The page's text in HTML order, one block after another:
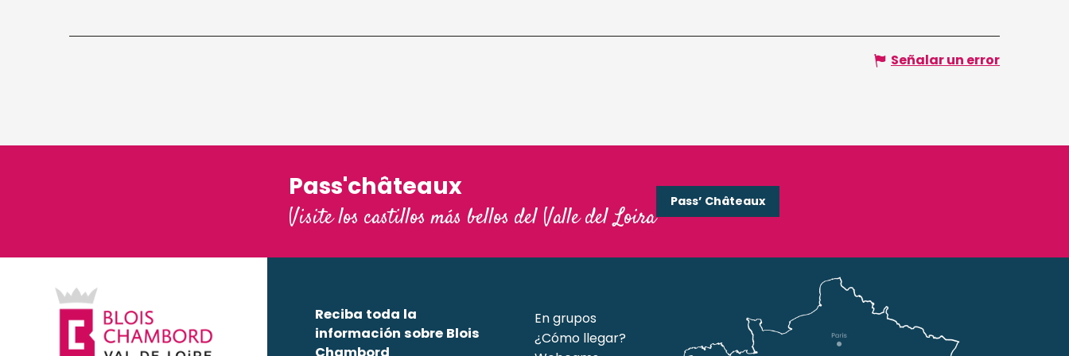
Señalar un error
Pass'châteaux
Visite los castillos más bellos del Valle del Loira
Pass’ Châteaux
Reciba toda la
información sobre Blois
En grupos
¿Cómo llegar?